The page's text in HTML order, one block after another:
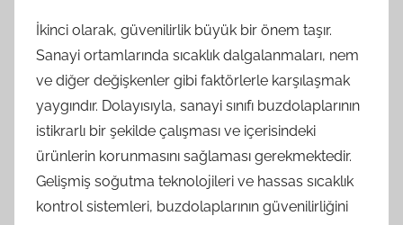
İkinci olarak, güvenilirlik büyük bir önem taşır.
Sanayi ortamlarında sıcaklık dalgalanmaları, nem
ve diğer değişkenler gibi faktörlerle karşılaşmak
yaygındır. Dolayısıyla, sanayi sınıfı buzdolaplarının
istikrarlı bir şekilde çalışması ve içerisindeki
ürünlerin korunmasını sağlaması gerekmektedir.
Gelişmiş soğutma teknolojileri ve hassas sıcaklık
kontrol sistemleri, buzdolaplarının güvenilirliğini